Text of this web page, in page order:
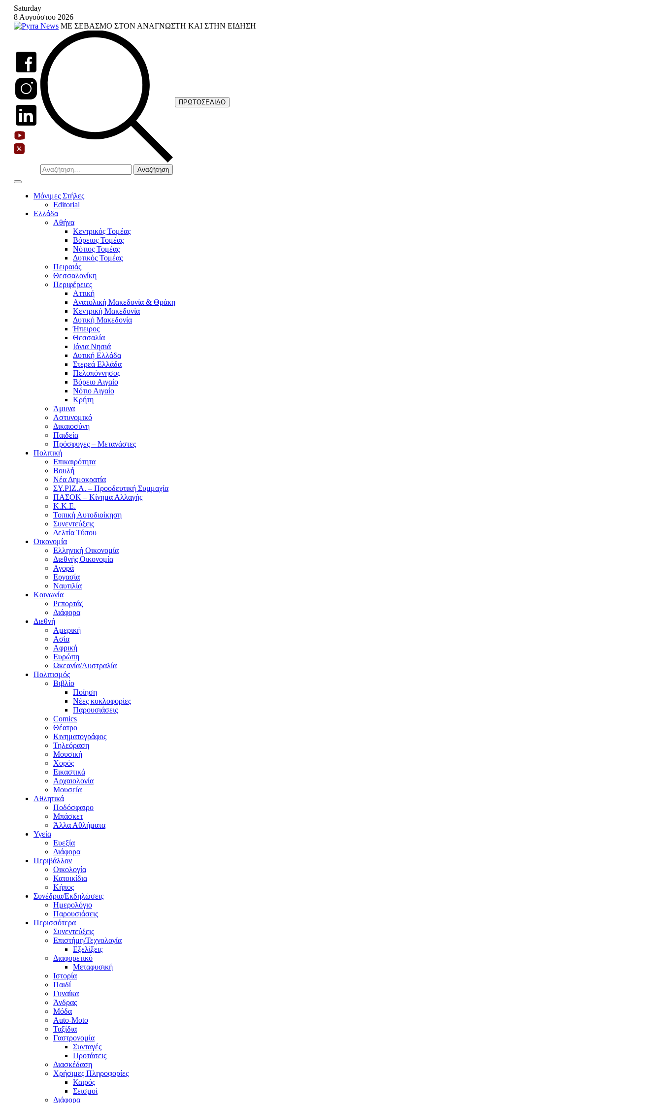
Skip
content
Saturday
8 Αυγούστου 2026
ΜΕ ΣΕΒΑΣΜΟ ΣΤΟΝ ΑΝΑΓΝΩΣΤΗ ΚΑΙ ΣΤΗΝ ΕΙΔΗΣΗ
Αναζήτηση
για:
ΠΡΩΤΟΣΕΛΙΔΟ
Μόνιμες Στήλες
Editorial
Ελλάδα
Αθήνα
Κεντρικός Τομέας
Βόρειος Τομέας
Νότιος Τομέας
Δυτικός Τομέας
Πειραιάς
Θεσσαλονίκη
Περιφέρειες
Αττική
Ανατολική Μακεδονία & Θράκη
Κεντρική Μακεδονία
Δυτική Μακεδονία
Ήπειρος
Θεσσαλία
Ιόνια Νησιά
Δυτική Ελλάδα
Στερεά Ελλάδα
Πελοπόννησος
Βόρειο Αιγαίο
Νότιο Αιγαίο
Κρήτη
Άμυνα
Αστυνομικό
Δικαιοσύνη
Παιδεία
Πρόσφυγες – Μετανάστες
Πολιτική
Επικαιρότητα
Βουλή
Νέα Δημοκρατία
ΣΥ.ΡΙΖ.Α. – Προοδευτική Συμμαχία
ΠΑΣΟΚ – Κίνημα Αλλαγής
Κ.Κ.Ε.
Τοπική Αυτοδιοίκηση
Συνεντεύξεις
Δελτία Τύπου
Οικονομία
Ελληνική Οικονομία
Διεθνής Οικονομία
Αγορά
Εργασία
Ναυτιλία
Κοινωνία
Ρεπορτάζ
Διάφορα
Διεθνή
Αμερική
Ασία
Αφρική
Ευρώπη
Ωκεανία/Αυστραλία
Πολιτισμός
Βιβλίο
Ποίηση
Νέες κυκλοφορίες
Παρουσιάσεις
Comics
Θέατρο
Κινηματογράφος
Τηλεόραση
Μουσική
Χορός
Εικαστικά
Αρχαιολογία
Μουσεία
Αθλητικά
Ποδόσφαιρο
Μπάσκετ
Άλλα Αθλήματα
Υγεία
Ευεξία
Διάφορα
Περιβάλλον
Οικολογία
Κατοικίδια
Κήπος
Συνέδρια/Εκδηλώσεις
Ημερολόγιο
Παρουσιάσεις
Περισσότερα
Συνεντεύξεις
Επιστήμη/Τεχνολογία
Εξελίξεις
Διαφορετικό
Μεταφυσική
Ιστορία
Παιδί
Γυναίκα
Άνδρας
Μόδα
Auto-Moto
Ταξίδια
Γαστρονομία
Συνταγές
Προτάσεις
Διασκέδαση
Χρήσιμες Πληροφορίες
Καιρός
Σεισμοί
Διάφορα